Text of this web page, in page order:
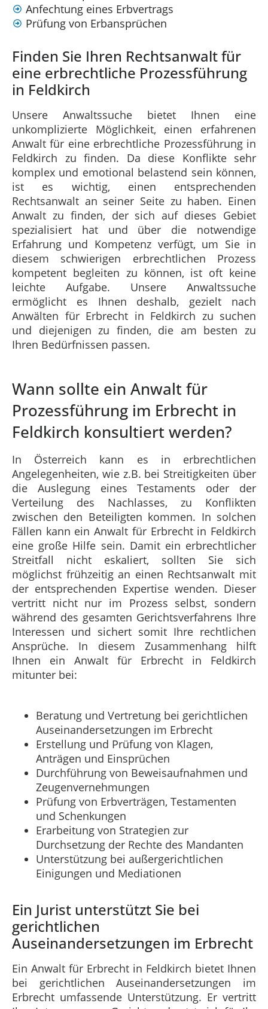
Anfechtung eines Erbvertrags
Prüfung von Erbansprüchen
Finden Sie Ihren Rechtsanwalt für
eine erbrechtliche Prozessführung
in Feldkirch
Unsere Anwaltssuche bietet Ihnen eine
unkomplizierte Möglichkeit, einen erfahrenen
Anwalt für eine erbrechtliche Prozessführung in
Feldkirch zu finden. Da diese Konflikte sehr
komplex und emotional belastend sein können,
ist es wichtig, einen entsprechenden
Rechtsanwalt an seiner Seite zu haben. Einen
Anwalt zu finden, der sich auf dieses Gebiet
spezialisiert hat und über die notwendige
Erfahrung und Kompetenz verfügt, um Sie in
diesem schwierigen erbrechtlichen Prozess
kompetent begleiten zu können, ist oft keine
leichte Aufgabe. Unsere Anwaltssuche
ermöglicht es Ihnen deshalb, gezielt nach
Anwälten für Erbrecht in Feldkirch zu suchen
und diejenigen zu finden, die am besten zu
Ihren Bedürfnissen passen.
Wann sollte ein Anwalt für
Prozessführung im Erbrecht in
Feldkirch konsultiert werden?
In Österreich kann es in erbrechtlichen
Angelegenheiten, wie z.B. bei Streitigkeiten über
die Auslegung eines Testaments oder der
Verteilung des Nachlasses, zu Konflikten
zwischen den Beteiligten kommen. In solchen
Fällen kann ein Anwalt für Erbrecht in Feldkirch
eine große Hilfe sein. Damit ein erbrechtlicher
Streitfall nicht eskaliert, sollten Sie sich
möglichst frühzeitig an einen Rechtsanwalt mit
der entsprechenden Expertise wenden. Dieser
vertritt nicht nur im Prozess selbst, sondern
während des gesamten Gerichtsverfahrens Ihre
Interessen und sichert somit Ihre rechtlichen
Ansprüche. In diesem Zusammenhang hilft
Ihnen ein Anwalt für Erbrecht in Feldkirch
mitunter bei:
Beratung und Vertretung bei gerichtlichen
Auseinandersetzungen im Erbrecht
Erstellung und Prüfung von Klagen,
Anträgen und Einsprüchen
Durchführung von Beweisaufnahmen und
Zeugenvernehmungen
Prüfung von Erbverträgen, Testamenten
und Schenkungen
Erarbeitung von Strategien zur
Durchsetzung der Rechte des Mandanten
Unterstützung bei außergerichtlichen
Einigungen und Mediationen
Ein Jurist unterstützt Sie bei
gerichtlichen
Auseinandersetzungen im Erbrecht
Ein Anwalt für Erbrecht in Feldkirch bietet Ihnen
bei gerichtlichen Auseinandersetzungen im
Erbrecht umfassende Unterstützung. Er vertritt